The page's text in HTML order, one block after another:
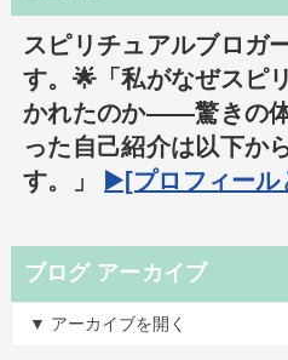
スピリチュアルブロガ
す。🌟「私がなぜスピ
かれたのか――驚きの
った自己紹介は以下か
す。」 ▶️[プロフィール
ブログ アーカイブ
▼ アーカイブを開く